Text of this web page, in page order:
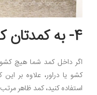
4- به کمدتان کشو اضافه کنید
اگر داخل کمد شما هیچ
کشو یا دراور، علاوه بر
استفاده کنید، کمد ظاهر